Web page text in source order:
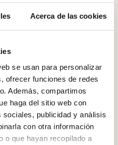
Acerca de las cookies
se usan para personalizar
ofrecer funciones de redes
Además, compartimos
haga del sitio web con
publicidad y análisis
con otra información
o que hayan recopilado a
Higiene Bucodental